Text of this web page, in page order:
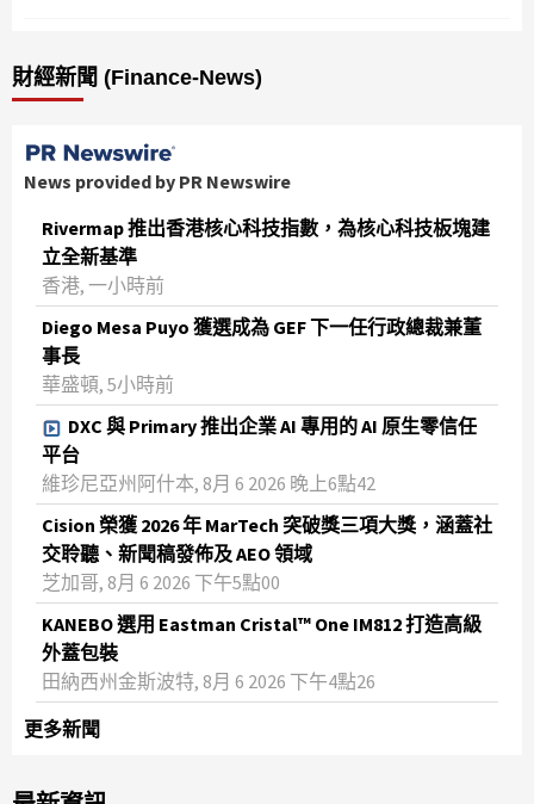
財經新聞 (Finance-News)
News provided by PR Newswire
Rivermap 推出香港核心科技指數，為核心科技板塊建
立全新基準
香港, 一小時前
Diego Mesa Puyo 獲選成為 GEF 下一任行政總裁兼董
事長
華盛頓, 5小時前
DXC 與 Primary 推出企業 AI 專用的 AI 原生零信任
平台
維珍尼亞州阿什本, 8月 6 2026 晚上6點42
Cision 榮獲 2026 年 MarTech 突破獎三項大獎，涵蓋社
交聆聽、新聞稿發佈及 AEO 領域
芝加哥, 8月 6 2026 下午5點00
KANEBO 選用 Eastman Cristal™ One IM812 打造高級
外蓋包裝
田納西州金斯波特, 8月 6 2026 下午4點26
更多新聞